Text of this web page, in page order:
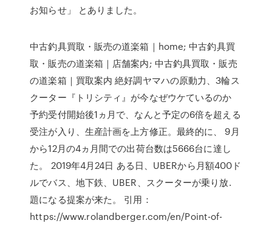
お知らせ」 とありました。
中古釣具買取・販売の道楽箱｜home; 中古釣具買
取・販売の道楽箱｜店舗案内; 中古釣具買取・販売
の道楽箱｜買取案内 絶好調ヤマハの原動力、3輪ス
クーター『トリシティ』が今なぜウケているのか
予約受付開始後1ヵ月で、なんと予定の6倍を超える
受注が入り、生産計画を上方修正。最終的に、 9月
から12月の4ヵ月間での出荷台数は5666台に達し
た。 2019年4月24日 ある日、UBERから月額400ド
ルでバス、地下鉄、UBER、スクーターが乗り放.
題になる提案が来た。 引用：
https://www.rolandberger.com/en/Point-of-